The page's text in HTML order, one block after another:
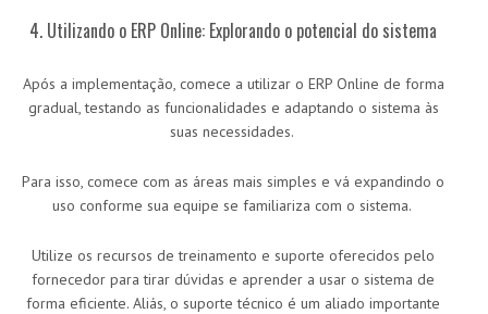
4. Utilizando o ERP Online: Explorando o potencial do sistema
Após a implementação, comece a utilizar o ERP Online de forma
gradual, testando as funcionalidades e adaptando o sistema às
suas necessidades.
Para isso, comece com as áreas mais simples e vá expandindo o
uso conforme sua equipe se familiariza com o sistema.
Utilize os recursos de treinamento e suporte oferecidos pelo
fornecedor para tirar dúvidas e aprender a usar o sistema de
forma eficiente. Aliás, o suporte técnico é um aliado importante